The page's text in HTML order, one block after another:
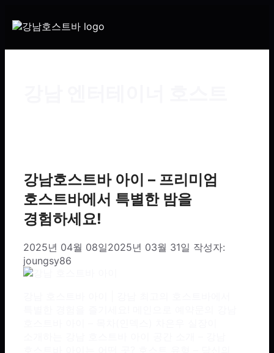
강남호스트바 아이 – 프리미엄
호스트바에서 특별한 밤을
경험하세요!
2025년 04월 08일2025년 03월 31일 작성자:
joungsy86